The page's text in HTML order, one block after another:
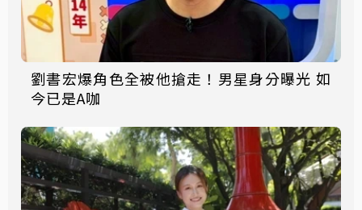
劉書宏爆角色全被他搶走！男星身分曝光 如
今已是A咖